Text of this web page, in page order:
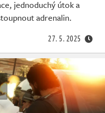
jednoduchý útok a
adrenalin.
27. 5. 2025